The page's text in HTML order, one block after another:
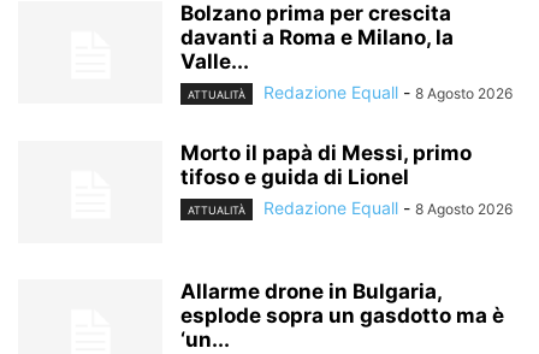
Bolzano prima per crescita
davanti a Roma e Milano, la
Valle...
ATTUALITÀ Redazione Equall - 8 Agosto 2026
Morto il papà di Messi, primo
tifoso e guida di Lionel
ATTUALITÀ Redazione Equall - 8 Agosto 2026
Allarme drone in Bulgaria,
esplode sopra un gasdotto ma è
‘un...